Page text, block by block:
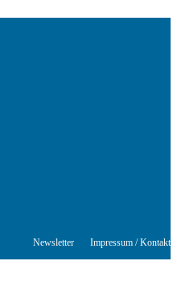
Newsletter
Impressum / Kontakt